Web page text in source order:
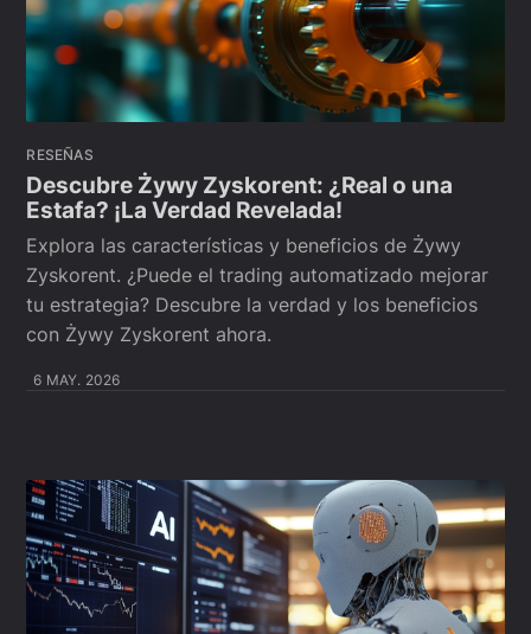
RESEÑAS
Descubre Żywy Zyskorent: ¿Real o una
Estafa? ¡La Verdad Revelada!
Explora las características y beneficios de Żywy
Zyskorent. ¿Puede el trading automatizado mejorar
tu estrategia? Descubre la verdad y los beneficios
con Żywy Zyskorent ahora.
6 MAY. 2026